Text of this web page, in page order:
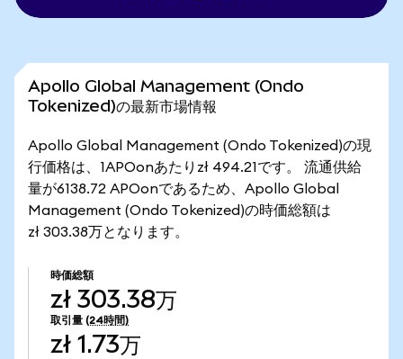
Apollo Global Management (Ondo
Tokenized)の最新市場情報
Apollo Global Management (Ondo Tokenized)の現
行価格は、1APOonあたりzł 494.21です。 流通供給
量が6138.72 APOonであるため、Apollo Global
Management (Ondo Tokenized)の時価総額は
zł 303.38万となります。
時価総額
zł 303.38万
取引量 (24時間)
zł 1.73万